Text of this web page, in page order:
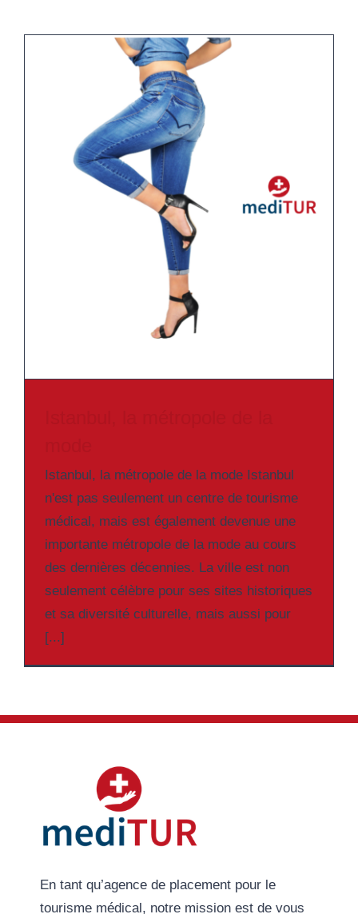
Istanbul, la métropole de la mode Istanbul
n'est pas seulement un centre de tourisme
médical, mais est également devenue une
importante métropole de la mode au cours
des dernières décennies. La ville est non
seulement célèbre pour ses sites historiques
et sa diversité culturelle, mais aussi pour
[...]
En tant qu’agence de placement pour le
tourisme médical, notre mission est de vous